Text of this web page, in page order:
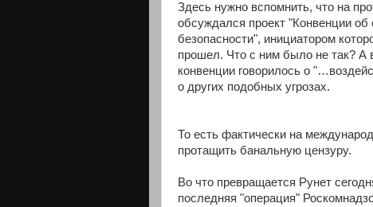
Здесь нужно вспомнить, что на
обсуждался проект "Конвенции
безопасности", инициатором
прошел. Что с ним было не так? А
конвенции говорилось о
о других подобных угрозах.
То есть фактически на
протащить банальную цензуру.
Во что превращается Рунет
последняя "операция"